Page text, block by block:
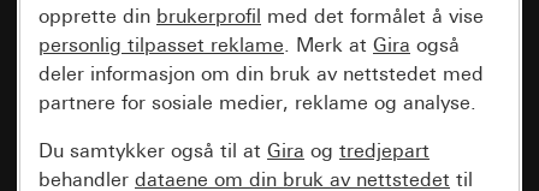
opprette din brukerprofil med det formålet å vise
personlig tilpasset reklame. Merk at Gira også
deler informasjon om din bruk av nettstedet med
partnere for sosiale medier, reklame og analyse.
Du samtykker også til at Gira og tredjepart
behandler dataene om din bruk av nettstedet til